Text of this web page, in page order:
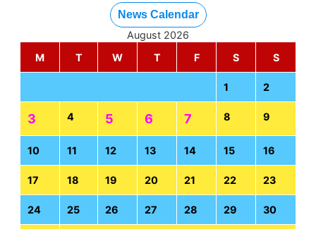
News Calendar
August 2026
M
T W T F S S
1 2
3 4 5 6 7 8 9
10 11 12 13 14 15 16
17 18 19 20 21 22 23
24 25 26 27 28 29 30